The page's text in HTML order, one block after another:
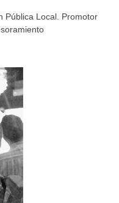
Pública Local. Promotor